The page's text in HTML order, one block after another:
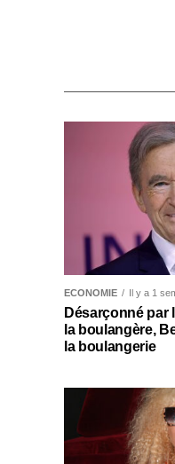
ECONOMIE Il y a 1
Désarçonné par
la boulangère,
la boulangerie